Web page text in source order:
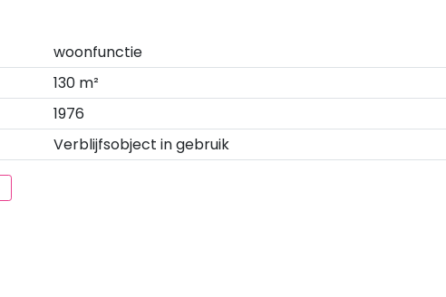
woonfunctie
130 m²
1976
Verblijfsobject in gebruik